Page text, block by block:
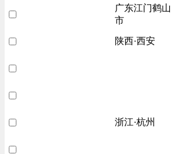
广东江门鹤山
市
陕西·西安
浙江·杭州